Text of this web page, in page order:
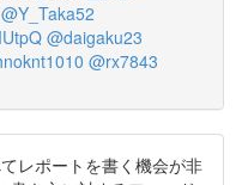
@Y_Taka52
@daigaku23
@rx7843
レポートを書く機会が非